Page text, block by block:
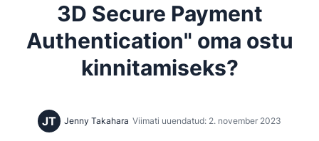
3D Secure Payment
Authentication" oma ostu
kinnitamiseks?
JT Jenny Takahara Viimati uuendatud: 2. november 2023